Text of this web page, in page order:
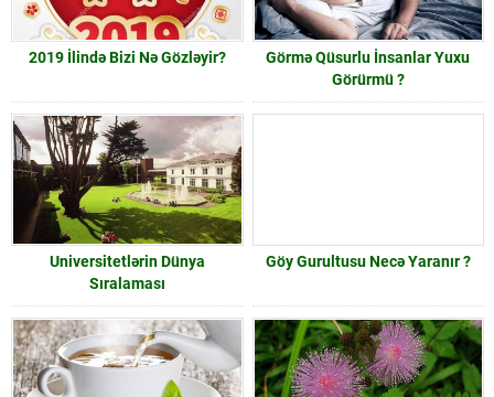
2019 İlində Bizi Nə Gözləyir?
Görmə Qüsurlu İnsanlar Yuxu
Görürmü ?
Universitetlərin Dünya
Sıralaması
Göy Gurultusu Necə Yaranır ?